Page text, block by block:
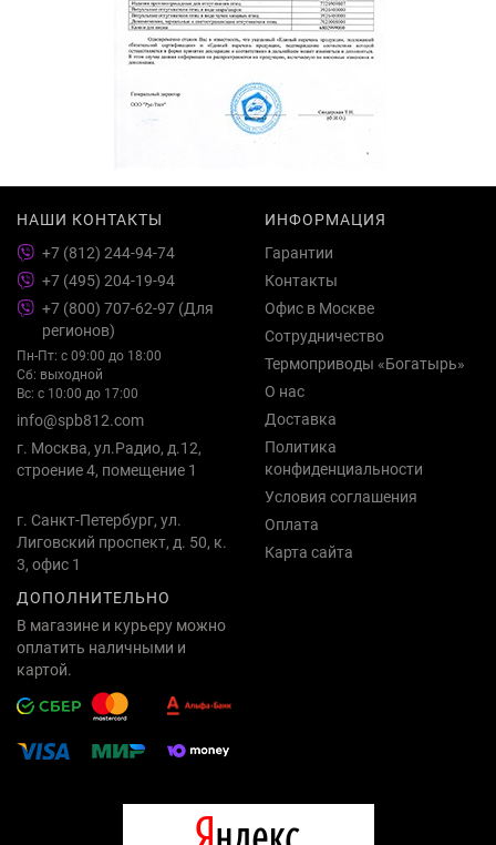
НАШИ КОНТАКТЫ
+7 (812) 244-94-74
+7 (495) 204-19-94
+7 (800) 707-62-97 (Для
регионов)
Пн-Пт: с 09:00 до 18:00
Сб: выходной
Вс: с 10:00 до 17:00
info@spb812.com
г. Москва, ул.Радио, д.12,
строение 4, помещение 1
г. Санкт-Петербург, ул.
Лиговский проспект, д. 50, к.
3, офис 1
ИНФОРМАЦИЯ
Гарантии
Контакты
Офис в Москве
Сотрудничество
Термоприводы «Богатырь»
О нас
Доставка
Политика
конфиденциальности
Условия соглашения
Оплата
Карта сайта
ДОПОЛНИТЕЛЬНО
В магазине и курьеру можно
оплатить наличными и
картой.